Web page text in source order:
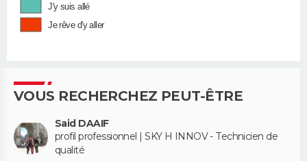
J'y suis allé
Je rêve d'y aller
VOUS RECHERCHEZ PEUT-ÊTRE
Said DAAIF
profil professionnel | SKY H INNOV - Technicien de
qualité